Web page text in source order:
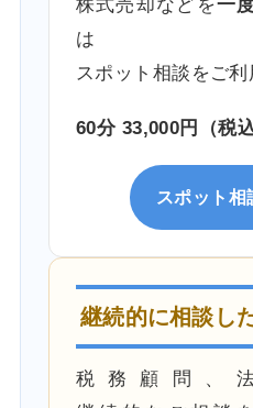
は
スポット相談をご利
60分 33,000円（税込
スポット相
継続的に相談し
税務顧問、